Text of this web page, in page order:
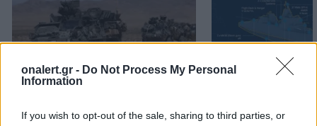
onalert.gr - Do Not Process My Personal
Information
If you wish to opt-out of the sale, sharing to third parties, or
Stryker για το Στρατό
ΗΠΑ: Τα νέα